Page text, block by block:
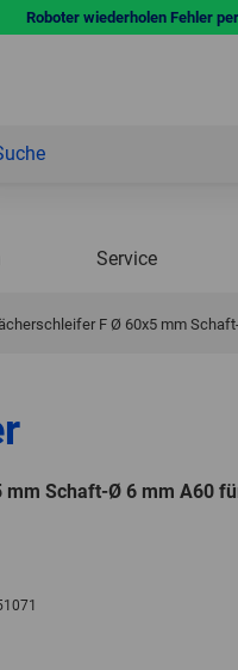
Roboter wiederholen Fehler
Service
F Ø 60x5 mm
mm Schaft-Ø 6 mm A60